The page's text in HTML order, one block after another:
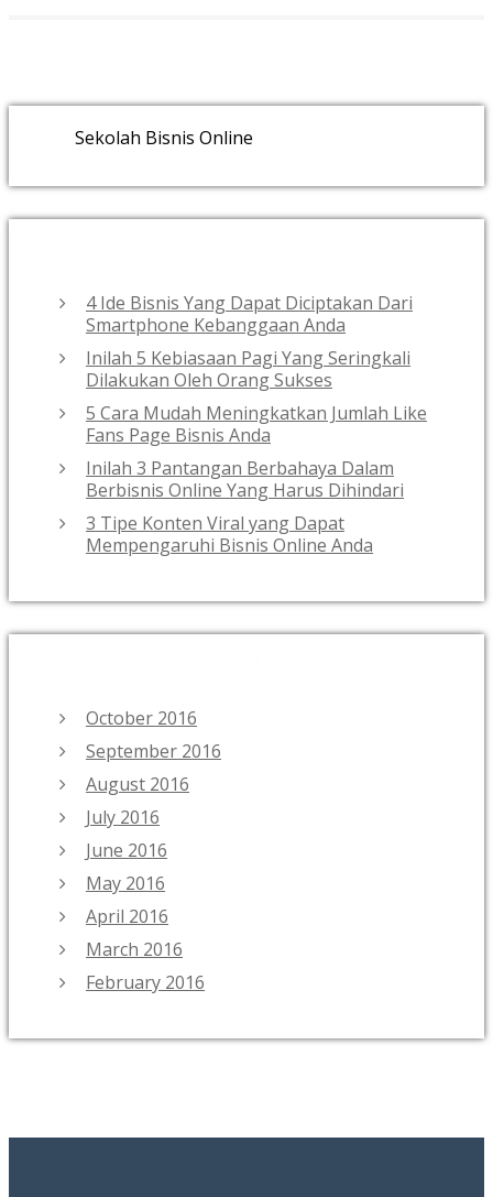
Sekolah Bisnis Online
4 Ide Bisnis Yang Dapat Diciptakan Dari
Smartphone Kebanggaan Anda
Inilah 5 Kebiasaan Pagi Yang Seringkali
Dilakukan Oleh Orang Sukses
5 Cara Mudah Meningkatkan Jumlah Like
Fans Page Bisnis Anda
Inilah 3 Pantangan Berbahaya Dalam
Berbisnis Online Yang Harus Dihindari
3 Tipe Konten Viral yang Dapat
Mempengaruhi Bisnis Online Anda
October 2016
September 2016
August 2016
July 2016
June 2016
May 2016
April 2016
March 2016
February 2016